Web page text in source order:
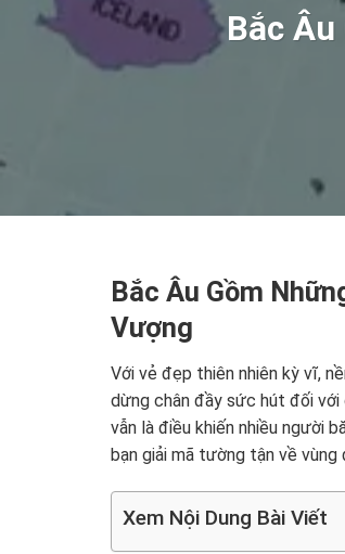
Bắc
Bắc Âu Gồm
Vượng
Với vẻ đẹp thiên nhiên kỳ vĩ,
dừng chân đầy sức hút đối với
vẫn là điều khiến nhiều người
bạn giải mã tường tận về vùng
Xem Nội Dung Bài Viết